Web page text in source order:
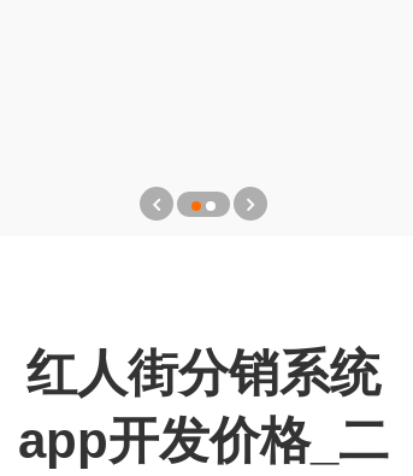
红人街分销系统
app开发价格_二